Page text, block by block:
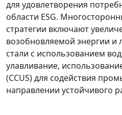
для удовлетворения
области ESG.
стратегии включают
возобновляемой энергии и
стали с использованием
улавливание,
(CCUS) для содействия
направлении устойчивого